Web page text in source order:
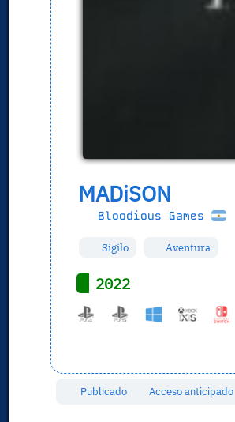
MADiSON
Bloodious Games
Sigilo Aventura
2022
Publicado Acceso anticipado